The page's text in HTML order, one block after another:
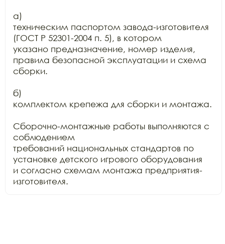
а)
техническим паспортом завода-изготовителя
(ГОСТ Р 52301-2004 п. 5), в котором
указано предназначение, номер изделия,
правила безопасной эксплуатации и схема
сборки.
б)
комплектом крепежа для сборки и монтажа.
Сборочно-монтажные работы выполняются с
соблюдением
требований национальных стандартов по
установке детского игрового оборудования
и согласно схемам монтажа предприятия-
изготовителя.